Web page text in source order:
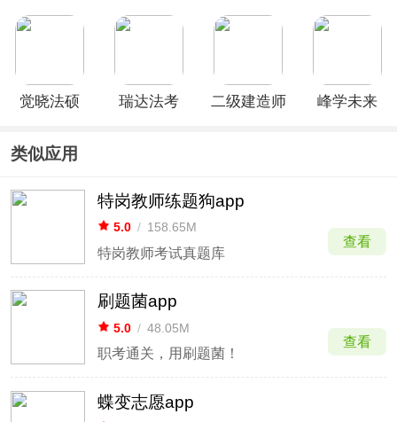
觉晓法硕
瑞达法考
二级建造师
峰学未来
类似应用
特岗教师练题狗app
5.0 / 158.65M
特岗教师考试真题库
查看
刷题菌app
5.0 / 48.05M
职考通关，用刷题菌！
查看
蝶变志愿app